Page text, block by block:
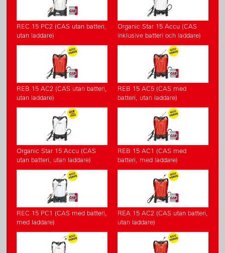
REC 15 PC2 (CAS utan batteri,
utan laddare)
Organic Star 15 Accu (CAS
inklusive batteri och laddare)
REB 15 AC2 (CAS utan batteri,
utan laddare)
REB 15 AC5 (CAS med
batteri, utan laddare)
Organic Star 15 Accu (CAS
utan batteri, utan laddare)
REB 15 AC1 (CAS med
batteri, med laddare)
REC 15 PC1 (CAS med batteri,
med laddare)
REA 15 AC2 (CAS utan batteri,
utan laddare)